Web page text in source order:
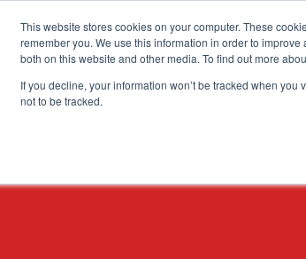
This website stores cookies on your computer. These
remember you. We use this information in order to
both on this website and other media. To find out more
If you decline, your information won’t be tracked when
not to be tracked.
Home Settori Soluzioni Risorse